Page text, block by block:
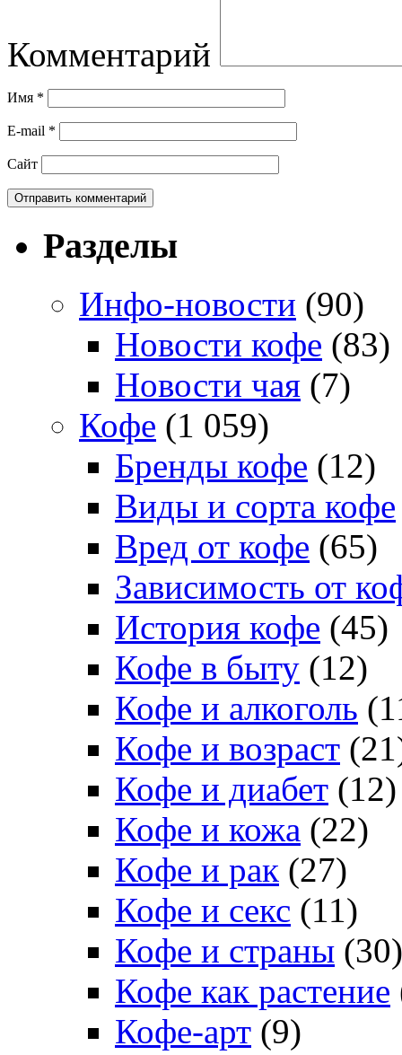
Комментарий
Имя *
E-mail *
Сайт
Разделы
Инфо-новости (90)
Новости кофе (83)
Новости чая (7)
Кофе (1 059)
Бренды кофе (12)
Виды и сорта кофе
Вред от кофе (65)
Зависимость от
История кофе (45)
Кофе в быту (12)
Кофе и алкоголь
Кофе и возраст
Кофе и диабет (12)
Кофе и кожа (22)
Кофе и рак (27)
Кофе и секс (11)
Кофе и страны (30)
Кофе как растение
Кофе-арт (9)